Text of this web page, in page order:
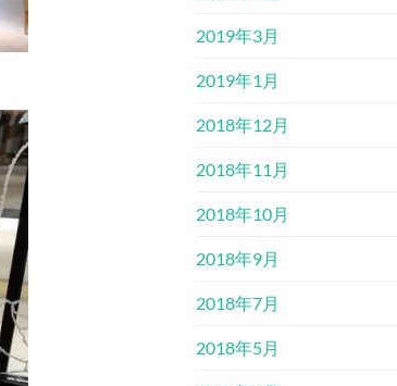
2019年3月
2019年1月
2018年12月
2018年11月
2018年10月
2018年9月
2018年7月
2018年5月